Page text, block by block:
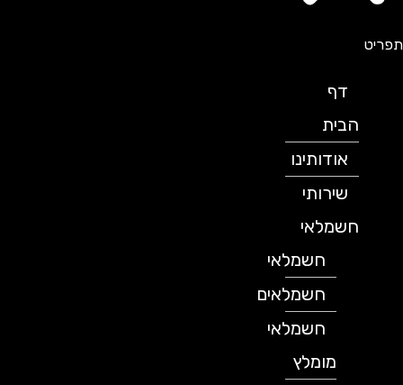
הבית
אודותינו
שירותי
חשמלאי
חשמלאי
חשמלאים
חשמלאי
מומלץ